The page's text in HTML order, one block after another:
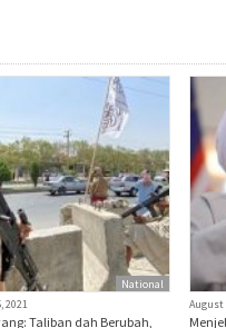
National
2021
Taliban dah Berubah,
August